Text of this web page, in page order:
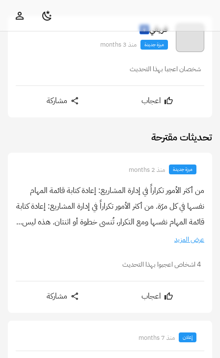
فريقي
ميزة جديدة منذ 3 months
شخصان اعجبا بهذا التحديث
اعجاب مشاركة
تحديثات مقترحة
ميزة جديدة منذ 2 months
من أكثر الأمور تكراراً في إدارة المشاريع: إعادة كتابة قائمة المهام
نفسها في كل مرّة. من أكثر الأمور تكراراً في إدارة المشاريع: إعادة كتابة
قائمة المهام نفسها ومع التكرار، تُنسى خطوة أو اثنتان. هذه ليس...
عرض المزيد
4 اشخاص اعجبوا بهذا التحديث
اعجاب مشاركة
إعلان منذ 7 months